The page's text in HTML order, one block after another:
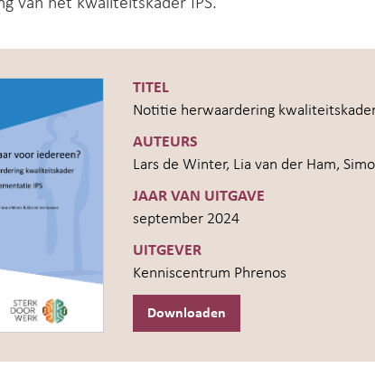
TITEL
Notitie herwaardering
AUTEURS
Lars de Winter, Lia van der Ham,
JAAR VAN UITGAVE
september 2024
UITGEVER
Kenniscentrum Phrenos
Downloaden